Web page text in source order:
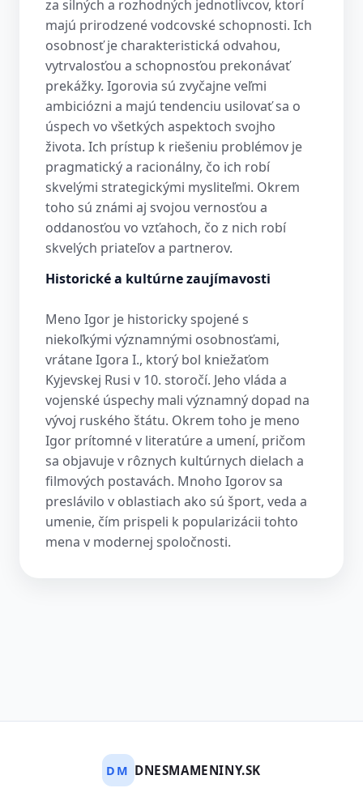
za silných a rozhodných jednotlivcov, ktorí
majú prirodzené vodcovské schopnosti. Ich
osobnosť je charakteristická odvahou,
vytrvalosťou a schopnosťou prekonávať
prekážky. Igorovia sú zvyčajne veľmi
ambiciózni a majú tendenciu usilovať sa o
úspech vo všetkých aspektoch svojho
života. Ich prístup k riešeniu problémov je
pragmatický a racionálny, čo ich robí
skvelými strategickými mysliteľmi. Okrem
toho sú známi aj svojou vernosťou a
oddanosťou vo vzťahoch, čo z nich robí
skvelých priateľov a partnerov.
Historické a kultúrne zaujímavosti
Meno Igor je historicky spojené s
niekoľkými významnými osobnosťami,
vrátane Igora I., ktorý bol kniežaťom
Kyjevskej Rusi v 10. storočí. Jeho vláda a
vojenské úspechy mali významný dopad na
vývoj ruského štátu. Okrem toho je meno
Igor prítomné v literatúre a umení, pričom
sa objavuje v rôznych kultúrnych dielach a
filmových postavách. Mnoho Igorov sa
preslávilo v oblastiach ako sú šport, veda a
umenie, čím prispeli k popularizácii tohto
mena v modernej spoločnosti.
DM DNESMAMENINY.SK